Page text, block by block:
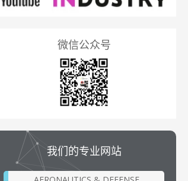
微信公众号
我们的专业网站